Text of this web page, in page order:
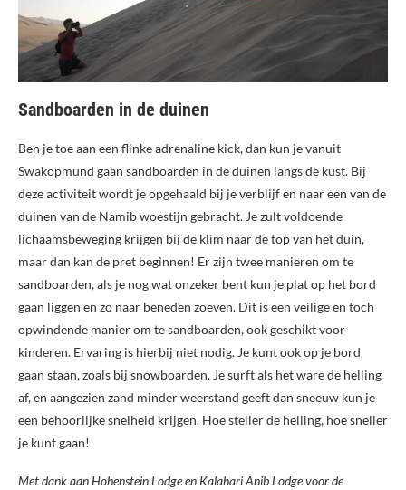
Sandboarden in de duinen
Ben je toe aan een flinke adrenaline kick, dan kun je vanuit
Swakopmund gaan sandboarden in de duinen langs de kust. Bij
deze activiteit wordt je opgehaald bij je verblijf en naar een van de
duinen van de Namib woestijn gebracht. Je zult voldoende
lichaamsbeweging krijgen bij de klim naar de top van het duin,
maar dan kan de pret beginnen! Er zijn twee manieren om te
sandboarden, als je nog wat onzeker bent kun je plat op het bord
gaan liggen en zo naar beneden zoeven. Dit is een veilige en toch
opwindende manier om te sandboarden, ook geschikt voor
kinderen. Ervaring is hierbij niet nodig. Je kunt ook op je bord
gaan staan, zoals bij snowboarden. Je surft als het ware de helling
af, en aangezien zand minder weerstand geeft dan sneeuw kun je
een behoorlijke snelheid krijgen. Hoe steiler de helling, hoe sneller
je kunt gaan!
Met dank aan Hohenstein Lodge en Kalahari Anib Lodge voor de